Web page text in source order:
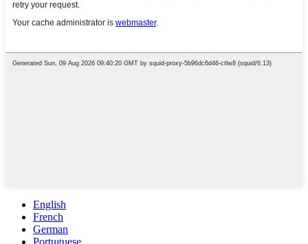
English
French
German